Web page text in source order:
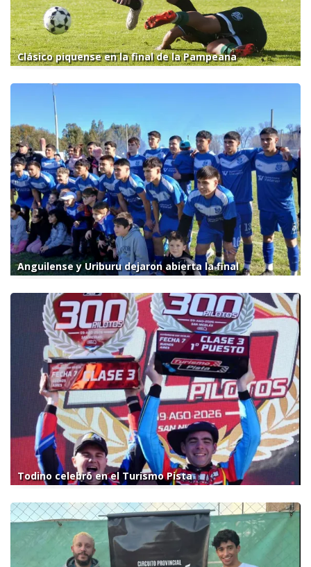
Clásico piquense en la final de la Pampeana
Anguilense y Uriburu dejaron abierta la final
Todino celebró en el Turismo Pista